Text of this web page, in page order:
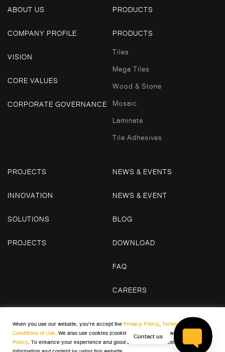
ABOUT US
COMPANY PROFILE
VISION
CORE VALUES
CORPORATE GOVERNANCE
PRODUCTS
PRODUCTS
Tiles
Mega Tiles
Wood & Stone
Mosaic
Laminate
Tile Adhesives
PROJECTS
INNOVATION
SOLUTIONS
PROJECTS
NEWS & EVENTS
NEWS & EVENT
BLOG
DOWNLOAD
FAQ
CAREERS
© 2026 WDC. All Rights Reserved
When you use our website, you’re accept thePrivacy Policy,Terms and
Conditions of Use. We also use cookies (cookies) in accordance with our
Cookie
Policy. To enhance your experience and good satisfaction in receiving
Contact us